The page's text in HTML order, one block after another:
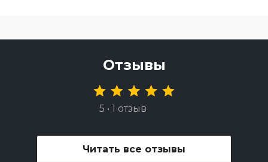
Отзывы
5 • 1 отзыв
Читать все отзывы